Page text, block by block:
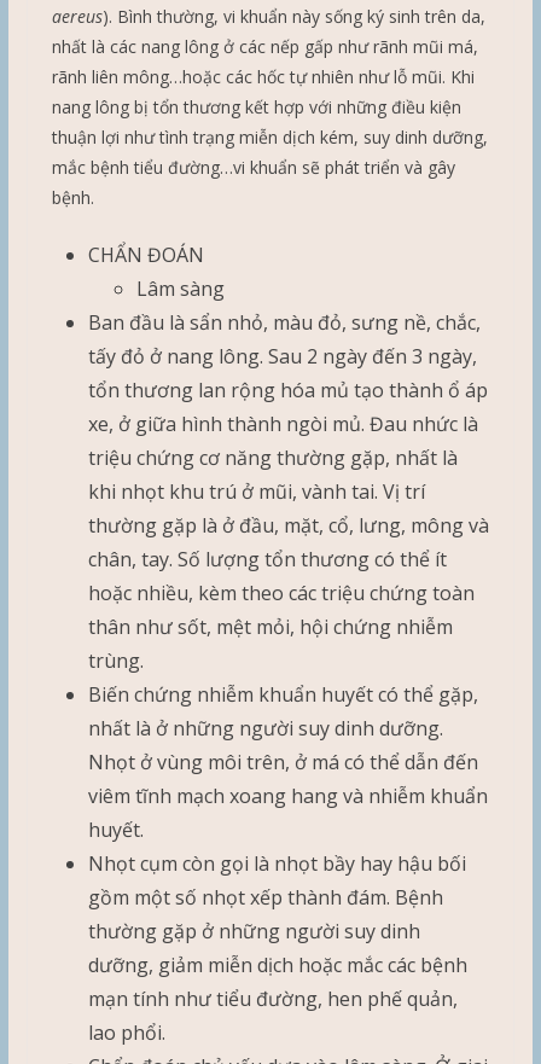
aereus). Bình thường, vi khuẩn này sống ký sinh trên da,
nhất là các nang lông ở các nếp gấp như rãnh mũi má,
rãnh liên mông…hoặc các hốc tự nhiên như lỗ mũi. Khi
nang lông bị tổn thương kết hợp với những điều kiện
thuận lợi như tình trạng miễn dịch kém, suy dinh dưỡng,
mắc bệnh tiểu đường…vi khuẩn sẽ phát triển và gây
bệnh.
CHẨN ĐOÁN
Lâm sàng
Ban đầu là sẩn nhỏ, màu đỏ, sưng nề, chắc,
tấy đỏ ở nang lông. Sau 2 ngày đến 3 ngày,
tổn thương lan rộng hóa mủ tạo thành ổ áp
xe, ở giữa hình thành ngòi mủ. Đau nhức là
triệu chứng cơ năng thường gặp, nhất là
khi nhọt khu trú ở mũi, vành tai. Vị trí
thường gặp là ở đầu, mặt, cổ, lưng, mông và
chân, tay. Số lượng tổn thương có thể ít
hoặc nhiều, kèm theo các triệu chứng toàn
thân như sốt, mệt mỏi, hội chứng nhiễm
trùng.
Biến chứng nhiễm khuẩn huyết có thể gặp,
nhất là ở những người suy dinh dưỡng.
Nhọt ở vùng môi trên, ở má có thể dẫn đến
viêm tĩnh mạch xoang hang và nhiễm khuẩn
huyết.
Nhọt cụm còn gọi là nhọt bầy hay hậu bối
gồm một số nhọt xếp thành đám. Bệnh
thường gặp ở những người suy dinh
dưỡng, giảm miễn dịch hoặc mắc các bệnh
mạn tính như tiểu đường, hen phế quản,
lao phổi.